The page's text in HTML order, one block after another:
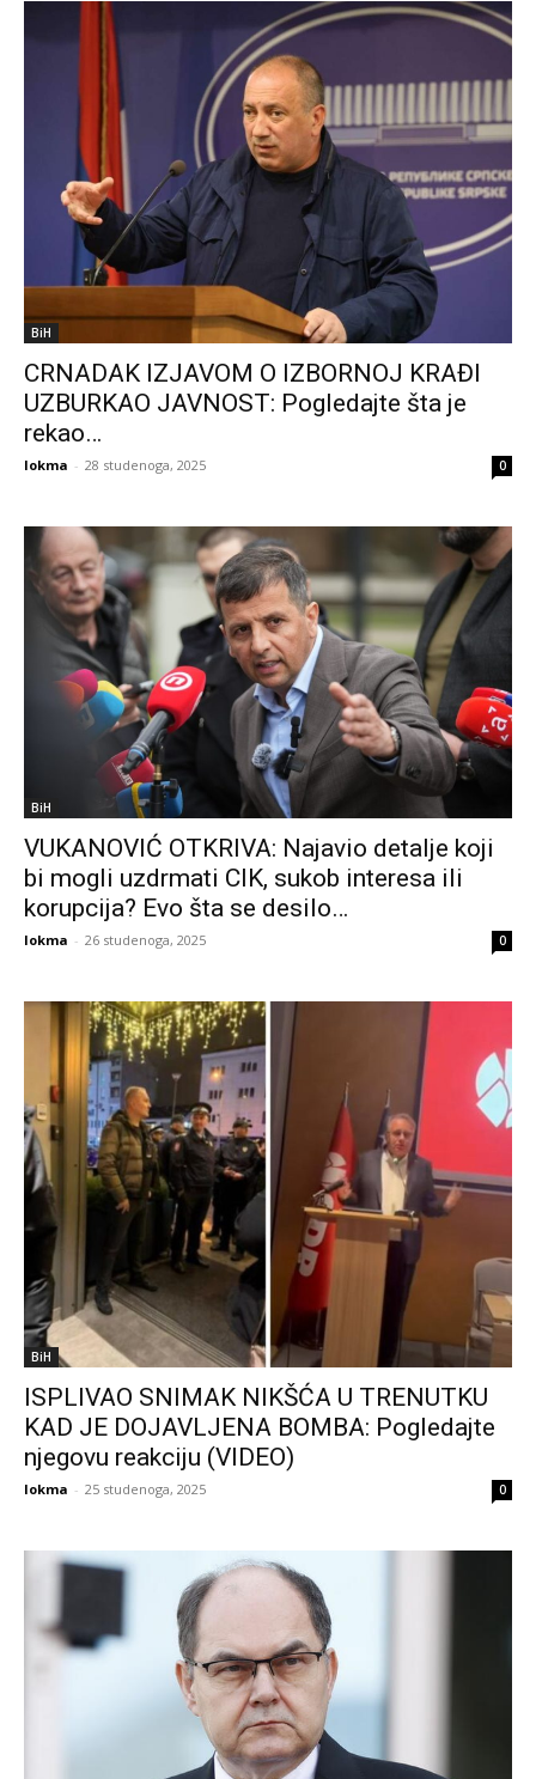
BiH
CRNADAK IZJAVOM O IZBORNOJ KRAĐI
UZBURKAO JAVNOST: Pogledajte šta je
rekao…
lokma - 28 studenoga, 2025 0
BiH
VUKANOVIĆ OTKRIVA: Najavio detalje koji
bi mogli uzdrmati CIK, sukob interesa ili
korupcija? Evo šta se desilo…
lokma - 26 studenoga, 2025 0
BiH
ISPLIVAO SNIMAK NIKŠĆA U TRENUTKU
KAD JE DOJAVLJENA BOMBA: Pogledajte
njegovu reakciju (VIDEO)
lokma - 25 studenoga, 2025 0